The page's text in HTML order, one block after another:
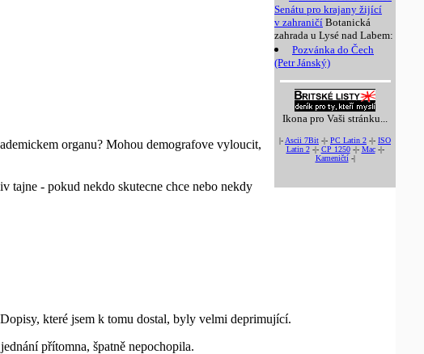
Senátu pro krajany žijící
v zahraničí Botanická
zahrada u Lysé nad Labem:
Pozvánka do Čech
(Petr Jánský)
Ikona pro Vaši stránku...
|- Ascii 7Bit -|- PC Latin 2 -|- ISO
Latin 2-|- CP 1250-|- Mac-|-
Kameničtí-|
organu? Mohou demografove vyloucit,
tajne - pokud nekdo skutecne chce nebo nekdy
které jsem k tomu dostal, byly velmi deprimující.
přítomna, špatně nepochopila.